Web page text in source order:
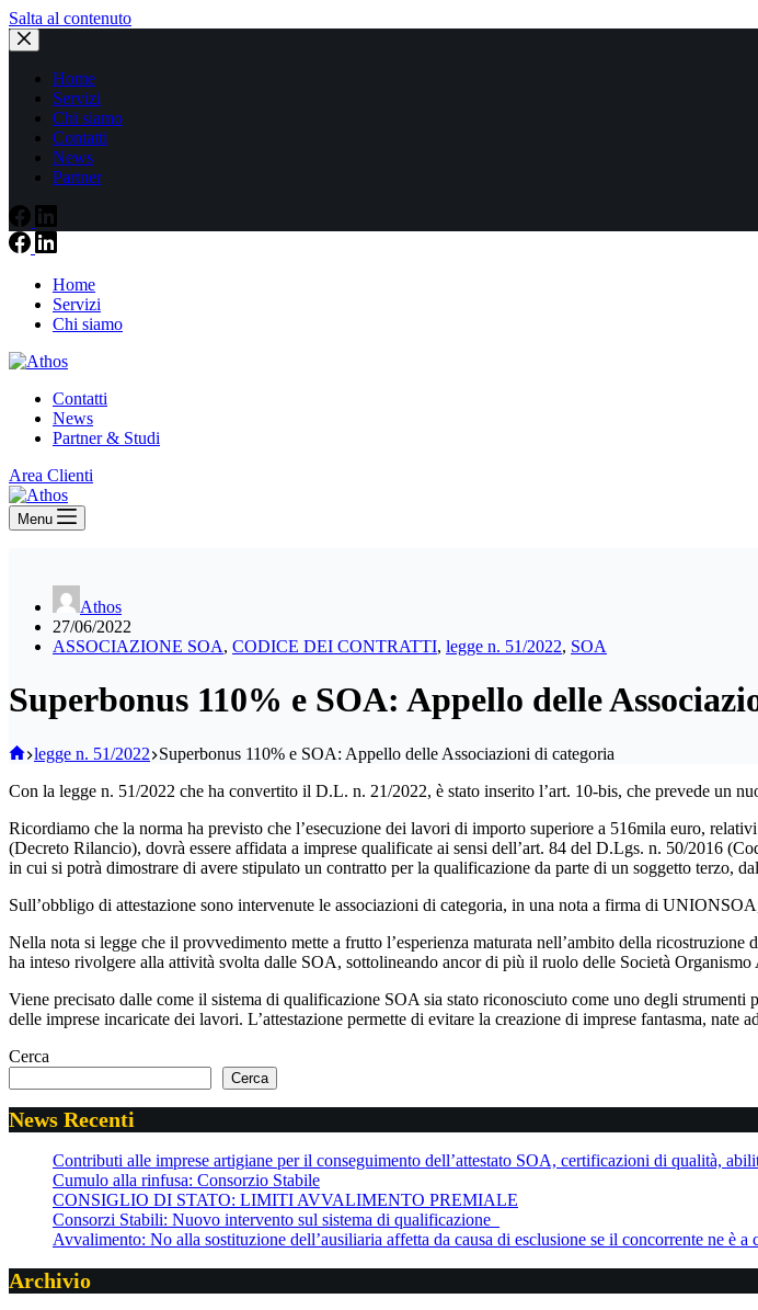
Salta al contenuto
Home
Servizi
Chi siamo
Contatti
News
Partner
Home
Servizi
Chi siamo
Contatti
News
Partner & Studi
Area Clienti
Menu
Athos
27/06/2022
ASSOCIAZIONE SOA, CODICE DEI CONTRATTI, legge n. 51/2022, SOA
Superbonus 110% e SOA: Appello delle
Home
legge n. 51/2022 Superbonus 110% e SOA: Appello delle Associazioni di categoria
Con la legge n. 51/2022 che ha convertito il D.L. n. 21/2022, è stato inserito l’art. 10-bis, che prevede un
Ricordiamo che la norma ha previsto che l’esecuzione dei lavori di importo superiore a 516mila euro,
(Decreto Rilancio), dovrà essere affidata a imprese qualificate ai sensi dell’art. 84 del D.Lgs. n. 50/2016
in cui si potrà dimostrare di avere stipulato un contratto per la qualificazione da parte di un soggetto terzo,
Sull’obbligo di attestazione sono intervenute le associazioni di categoria, in una nota a firma di
Nella nota si legge che il provvedimento mette a frutto l’esperienza maturata nell’ambito della
ha inteso rivolgere alla attività svolta dalle SOA, sottolineando ancor di più il ruolo delle Società
Viene precisato dalle come il sistema di qualificazione SOA sia stato riconosciuto come uno degli
delle imprese incaricate dei lavori. L’attestazione permette di evitare la creazione di imprese fantasma, nate
Cerca
Cerca
News Recenti
Contributi alle imprese artigiane per il conseguimento dell’attestato SOA, certificazioni di qualità,
Cumulo alla rinfusa: Consorzio Stabile
CONSIGLIO DI STATO: LIMITI AVVALIMENTO PREMIALE
Consorzi Stabili: Nuovo intervento sul sistema di qualificazione
Avvalimento: No alla sostituzione dell’ausiliaria affetta da causa di esclusione se il concorrente ne è
Archivio